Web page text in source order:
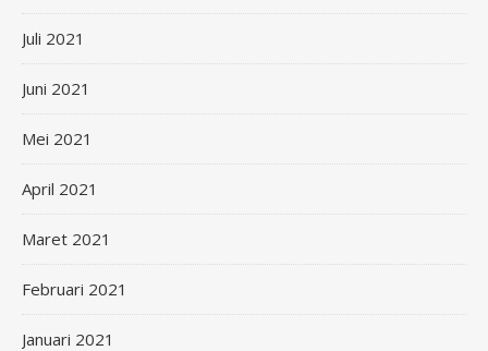
Juli 2021
Juni 2021
Mei 2021
April 2021
Maret 2021
Februari 2021
Januari 2021